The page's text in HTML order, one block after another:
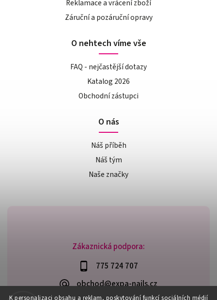
K personalizaci obsahu a reklam, poskytování funkcí sociálních médií
Zákaznická podpora:
775 724 707
obchod@expa-nails.cz
Reklamace a vrácení zboží
Záruční a pozáruční opravy
O nehtech víme vše
FAQ - nejčastější dotazy
Katalog 2026
Obchodní zástupci
O nás
Náš příběh
Náš tým
Naše značky